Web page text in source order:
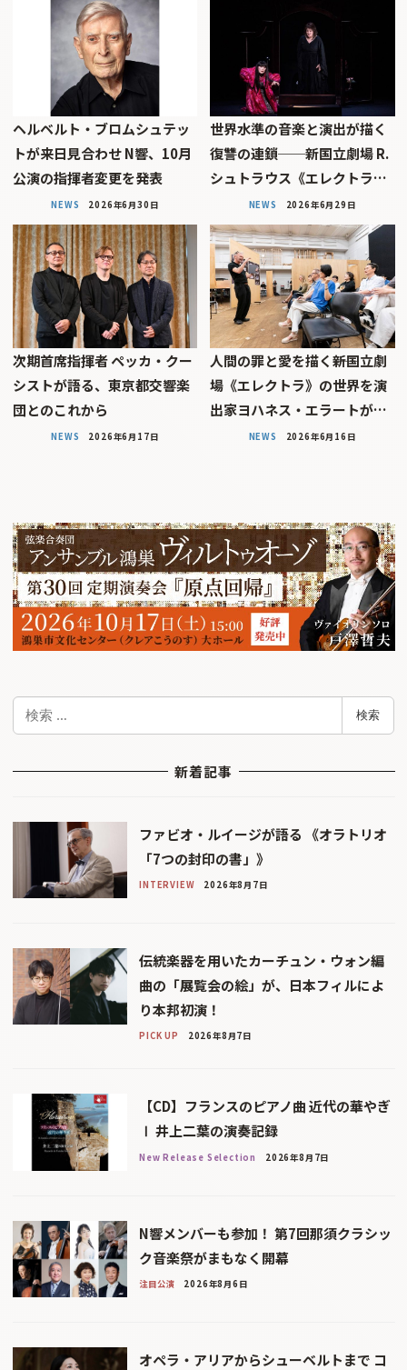
ヘルベルト・ブロムシュテッ
トが来日見合わせ N響、10月
公演の指揮者変更を発表
NEWS 2026年6月30日
世界水準の音楽と演出が描く
復讐の連鎖──新国立劇場 R.
シュトラウス《エレクトラ…
NEWS 2026年6月29日
次期首席指揮者 ペッカ・クー
シストが語る、東京都交響楽
団とのこれから
NEWS 2026年6月17日
人間の罪と愛を描く――新国立劇
場《エレクトラ》の世界を演
出家ヨハネス・エラートが…
NEWS 2026年6月16日
検
検索
新着記事
ファビオ・ルイージが語る 《オラトリオ
「7つの封印の書」》
INTERVIEW 2026年8月7日
伝統楽器を用いたカーチュン・ウォン編
曲の「展覧会の絵」が、日本フィルによ
り本邦初演！
PICK UP 2026年8月7日
【CD】フランスのピアノ曲 近代の華やぎ
Ⅰ 井上二葉の演奏記録
New Release Selection 2026年8月7日
N響メンバーも参加！ 第7回那須クラシッ
ク音楽祭がまもなく開幕
注目公演 2026年8月6日
オペラ・アリアからシューベルトまで コ